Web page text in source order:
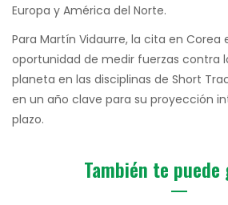
Europa y América del Norte.
Para Martín Vidaurre, la cita en Corea
oportunidad de medir fuerzas contra
planeta en las disciplinas de Short
en un año clave para su proyección
plazo.
También te